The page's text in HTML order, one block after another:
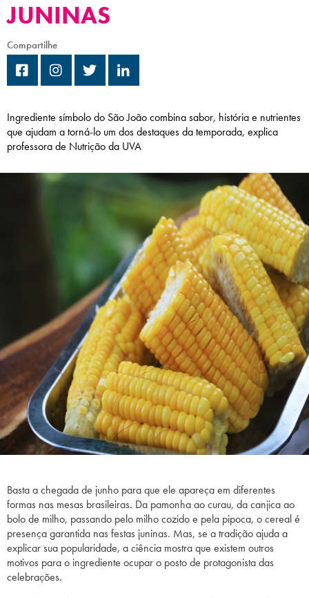
Campi/Unidades
Atendimento (21) 2574 8888
Conclua sua Matrícula
INSCREVA-SE SOLICITE INFORMAÇÕES
ÁREA DO ALUNO
JUNINAS
Compartilhe
Ingrediente símbolo do São João combina sabor, história e nutrientes
que ajudam a torná-lo um dos destaques da temporada, explica
professora de Nutrição da UVA
Basta a chegada de junho para que ele apareça em diferentes
formas nas mesas brasileiras. Da pamonha ao curau, da canjica ao
bolo de milho, passando pelo milho cozido e pela pipoca, o cereal é
presença garantida nas festas juninas. Mas, se a tradição ajuda a
explicar sua popularidade, a ciência mostra que existem outros
motivos para o ingrediente ocupar o posto de protagonista das
celebrações.